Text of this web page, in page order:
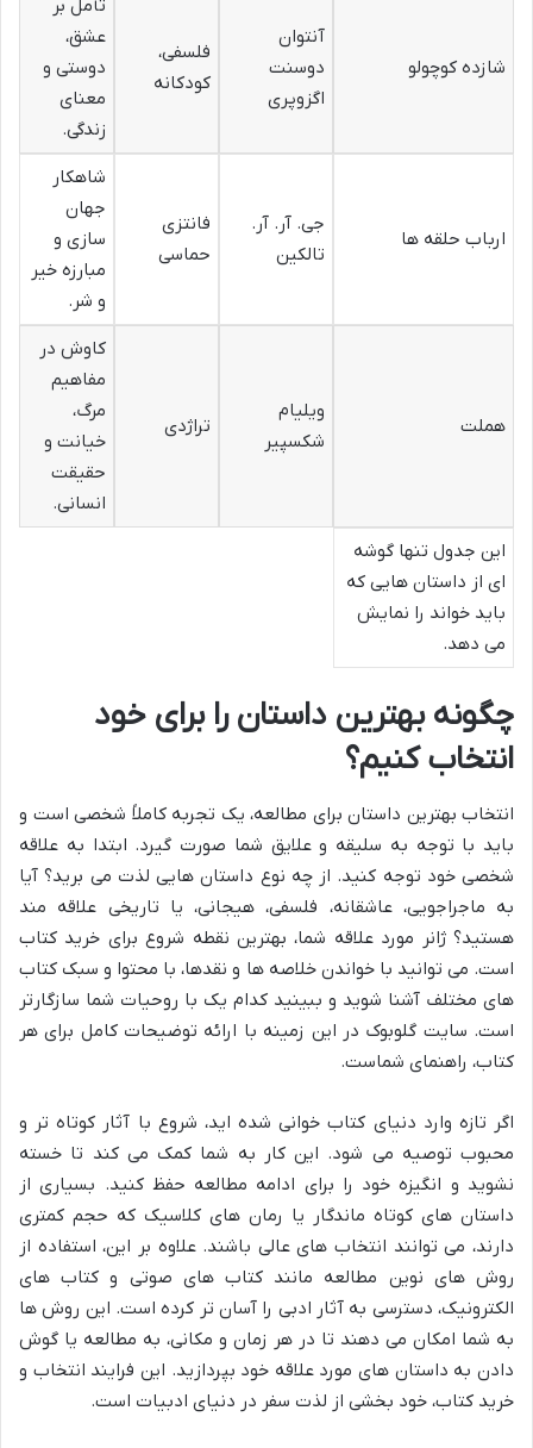
شازده کوچولو
آنتوان
دوسنت
اگزوپری
فلسفی،
کودکانه
تأمل بر
عشق،
دوستی و
معنای
زندگی.
ارباب حلقه ها
جی. آر. آر.
تالکین
فانتزی
حماسی
شاهکار
جهان
سازی و
مبارزه خیر
و شر.
هملت
ویلیام
شکسپیر
تراژدی
کاوش در
مفاهیم
مرگ،
خیانت و
حقیقت
انسانی.
این جدول تنها گوشه
ای از داستان هایی که
باید خواند را نمایش
می دهد.
چگونه بهترین داستان را برای خود
انتخاب کنیم؟
انتخاب بهترین داستان برای مطالعه، یک تجربه کاملاً شخصی است و
باید با توجه به سلیقه و علایق شما صورت گیرد. ابتدا به علاقه
شخصی خود توجه کنید. از چه نوع داستان هایی لذت می برید؟ آیا
به ماجراجویی، عاشقانه، فلسفی، هیجانی، یا تاریخی علاقه مند
هستید؟ ژانر مورد علاقه شما، بهترین نقطه شروع برای خرید کتاب
است. می توانید با خواندن خلاصه ها و نقدها، با محتوا و سبک کتاب
های مختلف آشنا شوید و ببینید کدام یک با روحیات شما سازگارتر
است. سایت گلوبوک در این زمینه با ارائه توضیحات کامل برای هر
کتاب، راهنمای شماست.
اگر تازه وارد دنیای کتاب خوانی شده اید، شروع با آثار کوتاه تر و
محبوب توصیه می شود. این کار به شما کمک می کند تا خسته
نشوید و انگیزه خود را برای ادامه مطالعه حفظ کنید. بسیاری از
داستان های کوتاه ماندگار یا رمان های کلاسیک که حجم کمتری
دارند، می توانند انتخاب های عالی باشند. علاوه بر این، استفاده از
روش های نوین مطالعه مانند کتاب های صوتی و کتاب های
الکترونیک، دسترسی به آثار ادبی را آسان تر کرده است. این روش ها
به شما امکان می دهند تا در هر زمان و مکانی، به مطالعه یا گوش
دادن به داستان های مورد علاقه خود بپردازید. این فرایند انتخاب و
خرید کتاب، خود بخشی از لذت سفر در دنیای ادبیات است.